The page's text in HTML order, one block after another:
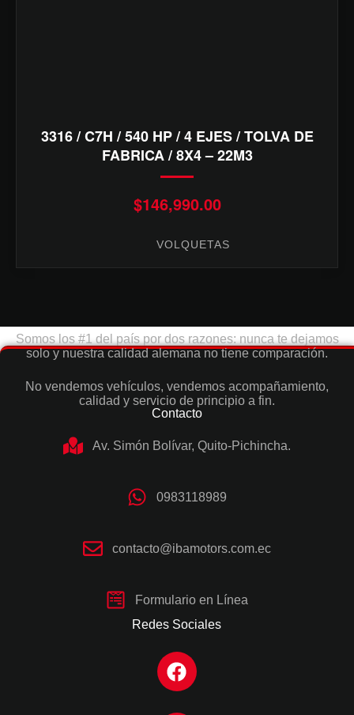
3316 / C7H / 540 HP / 4 EJES / TOLVA DE
FABRICA / 8X4 – 22M3
$146,990.00
VOLQUETAS
Somos los #1 del país por dos razones: nunca te dejamos
solo y nuestra calidad alemana no tiene comparación.
No vendemos vehículos, vendemos acompañamiento,
calidad y servicio de principio a fin.
Categorías
Contacto
Av. Simón Bolívar, Quito-Pichincha.
0983118989
contacto@ibamotors.com.ec
Formulario en Línea
Redes Sociales